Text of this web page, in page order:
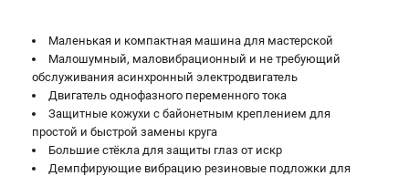
Маленькая и компактная машина для мастерской
Малошумный, маловибрационный и не требующий
обслуживания асинхронный электродвигатель
Двигатель однофазного переменного тока
Защитные кожухи с байонетным креплением для
простой и быстрой замены круга
Большие стёкла для защиты глаз от искр
Демпфирующие вибрацию резиновые подложки для